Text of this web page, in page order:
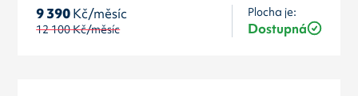
9 390Kč/měsíc
12 100Kč/měsíc
Plocha je:
Dostupná